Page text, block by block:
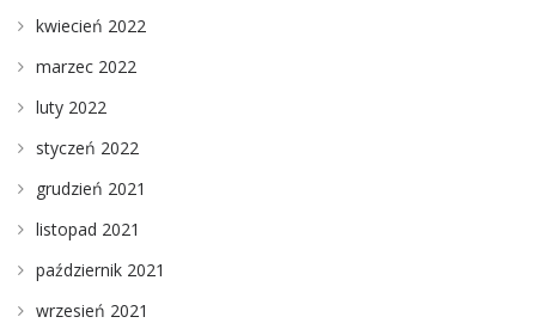
kwiecień 2022
marzec 2022
luty 2022
styczeń 2022
grudzień 2021
listopad 2021
październik 2021
wrzesień 2021